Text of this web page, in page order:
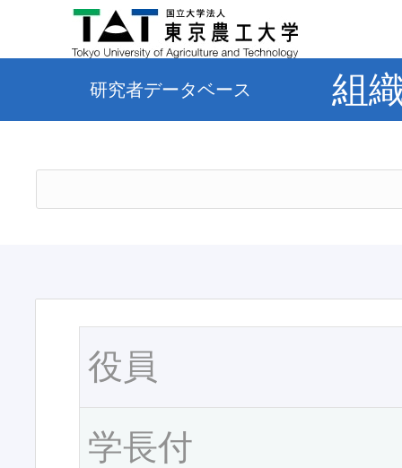
研究者データベース 組
役員
学長付